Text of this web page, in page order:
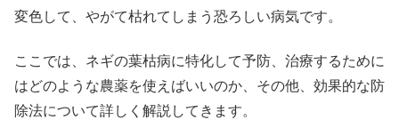
変色して、やがて枯れてしまう恐ろしい病気です。
ここでは、ネギの葉枯病に特化して予防、治療するために
はどのような農薬を使えばいいのか、その他、効果的な防
除法について詳しく解説してきます。